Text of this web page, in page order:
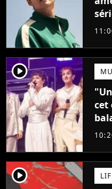
player2
cet
player2